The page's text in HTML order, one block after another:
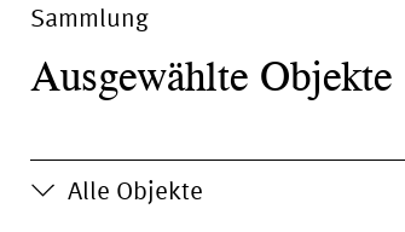
Sammlung
Ausgewählte Objekte
Alle Objekte